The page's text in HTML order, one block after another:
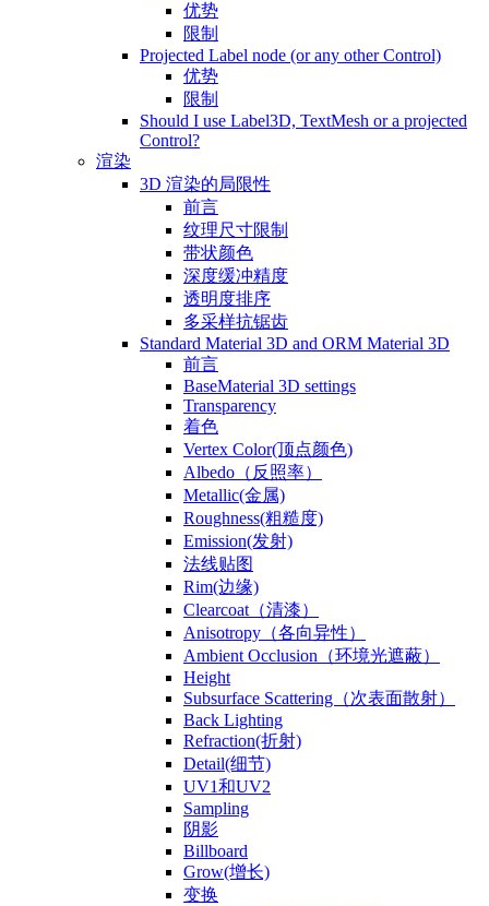
优势
限制
Projected Label node (or any other Control)
优势
限制
Should I use Label3D, TextMesh or a projected
Control?
渲染
3D 渲染的局限性
前言
纹理尺寸限制
带状颜色
深度缓冲精度
透明度排序
多采样抗锯齿
Standard Material 3D and ORM Material 3D
前言
BaseMaterial 3D settings
Transparency
着色
Vertex Color(顶点颜色)
Albedo（反照率）
Metallic(金属)
Roughness(粗糙度)
Emission(发射)
法线贴图
Rim(边缘)
Clearcoat（清漆）
Anisotropy（各向异性）
Ambient Occlusion（环境光遮蔽）
Height
Subsurface Scattering（次表面散射）
Back Lighting
Refraction(折射)
Detail(细节)
UV1和UV2
Sampling
阴影
Billboard
Grow(增长)
变换